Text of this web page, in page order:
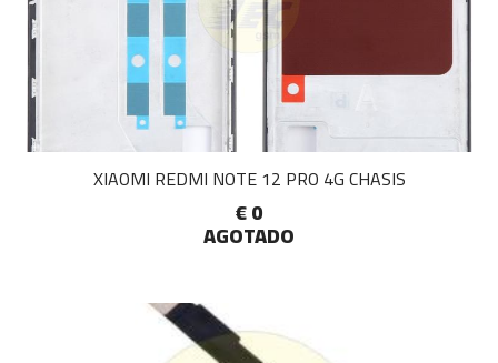
XIAOMI REDMI NOTE 12 PRO 4G CHASIS
€ 0
AGOTADO